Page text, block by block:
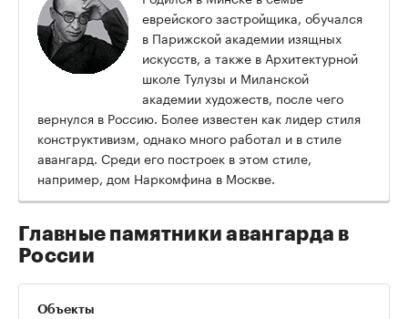
еврейского застройщика, обучался
в Парижской академии изящных
искусств, а также в Архитектурной
школе Тулузы и Миланской
академии художеств, после чего
вернулся в Россию. Более известен как лидер стиля
конструктивизм, однако много работал и в стиле
авангард. Среди его построек в этом стиле,
например, дом Наркомфина в Москве.
Главные памятники авангарда в
России
Объекты